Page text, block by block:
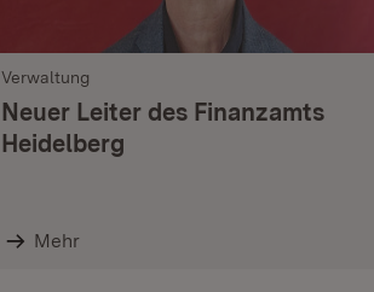
Verwaltung
Neuer Leiter des Finanzamts
Heidelberg
Mehr